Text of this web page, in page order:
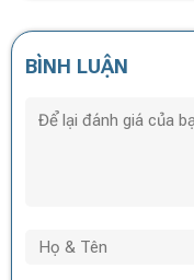
BÌNH LUẬN